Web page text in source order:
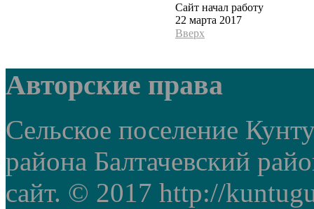
Сайт начал работу
22 марта 2017
Вверх
Авторские права
Сельское поселение
района Балтачевский
сайт. © 2017 http://